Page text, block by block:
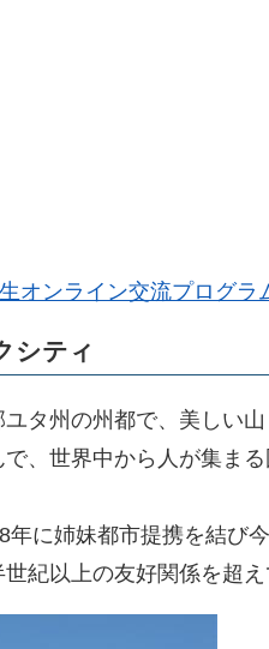
ンライン交流プログラ
シティ
タ州の州都で、美しい
、世界中から人が集ま
に姉妹都市提携を結び
紀以上の友好関係を超え